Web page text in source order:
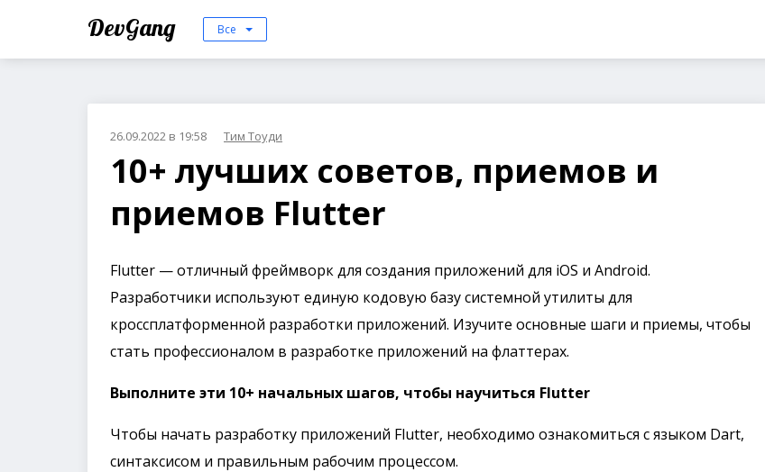
DevGang Все
26.09.2022 в 19:58 Тим Тоуди
10+ лучших советов, приемов и
приемов Flutter
Flutter — отличный фреймворк для создания приложений для iOS и Android.
Разработчики используют единую кодовую базу системной утилиты для
кроссплатформенной разработки приложений. Изучите основные шаги и приемы, чтобы
стать профессионалом в разработке приложений на флаттерах.
Выполните эти 10+ начальных шагов, чтобы научиться Flutter
Чтобы начать разработку приложений Flutter, необходимо ознакомиться с языком Dart,
синтаксисом и правильным рабочим процессом.